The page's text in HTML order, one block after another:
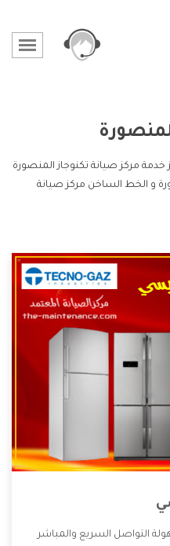
مركز صيانة تكنوجاز المنصورة
و الخط الساخن مركز صيانة
التواصل السريع والمباشر